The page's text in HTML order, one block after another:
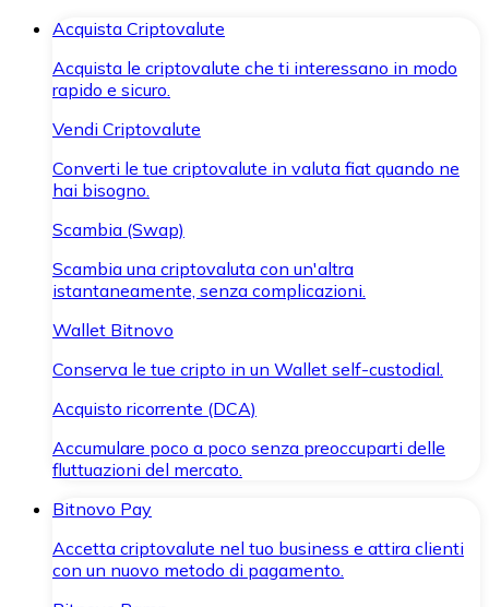
Acquista Criptovalute
Acquista le criptovalute che ti interessano in modo
rapido e sicuro.
Vendi Criptovalute
Converti le tue criptovalute in valuta fiat quando ne
hai bisogno.
Scambia (Swap)
Scambia una criptovaluta con un'altra
istantaneamente, senza complicazioni.
Wallet Bitnovo
Conserva le tue cripto in un Wallet self-custodial.
Acquisto ricorrente (DCA)
Accumulare poco a poco senza preoccuparti delle
fluttuazioni del mercato.
Bitnovo Pay
Accetta criptovalute nel tuo business e attira clienti
con un nuovo metodo di pagamento.